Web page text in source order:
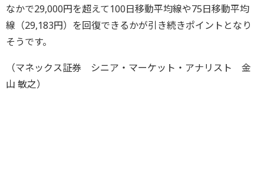
なかで29,000円を超えて100日移動平均線や75日移動平均
線（29,183円）を回復できるかが引き続きポイントとなり
そうです。
（マネックス証券 シニア・マーケット・アナリスト 金
山 敏之）